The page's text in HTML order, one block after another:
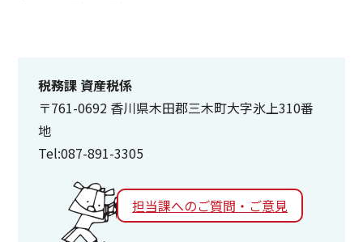
税務課 資産税係
〒761-0692 香川県木田郡三木町大字氷上310番
地
Tel:087-891-3305
担当課へのご質問・ご意見